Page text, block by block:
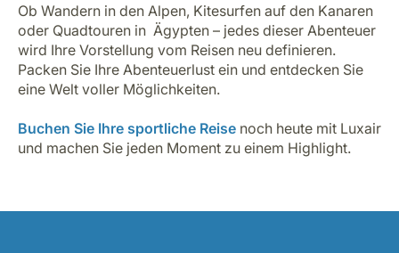
Ob Wandern in den Alpen, Kitesurfen auf den Kanaren
oder Quadtouren in Ägypten – jedes dieser Abenteuer
wird Ihre Vorstellung vom Reisen neu definieren.
Packen Sie Ihre Abenteuerlust ein und entdecken Sie
eine Welt voller Möglichkeiten.
Buchen Sie Ihre sportliche Reise noch heute mit Luxair
und machen Sie jeden Moment zu einem Highlight.